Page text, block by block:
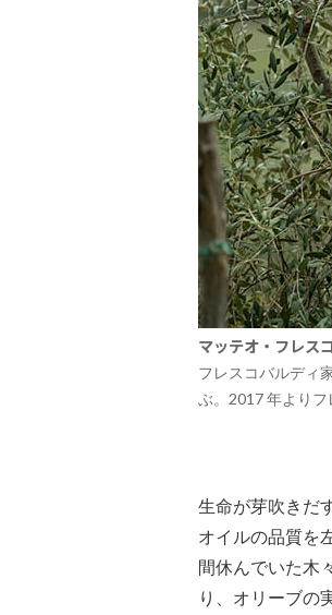
マッテオ・フレス
フレスコバルディ
ぶ。2017 年よりフ
生命が芽吹きだ
オイルの品質を
間休んでいた木
り、オリーブの